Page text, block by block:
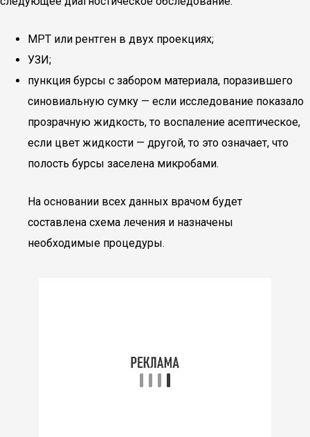
МРТ или рентген в двух проекциях;
УЗИ;
пункция бурсы с забором материала, поразившего
синовиальную сумку — если исследование показало
прозрачную жидкость, то воспаление асептическое,
если цвет жидкости — другой, то это означает, что
полость бурсы заселена микробами.
На основании всех данных врачом будет
составлена схема лечения и назначены
необходимые процедуры.